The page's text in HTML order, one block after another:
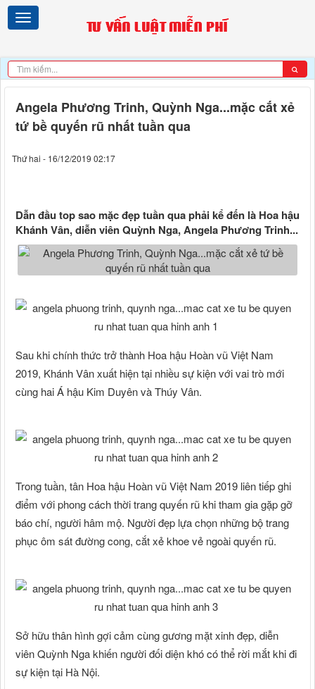
Angela Phương Trinh, Quỳnh Nga...mặc cắt xẻ
tứ bề quyến rũ nhất tuần qua
Thứ hai - 16/12/2019 02:17
Dẫn đầu top sao mặc đẹp tuần qua phải kể đến là Hoa hậu
Khánh Vân, diễn viên Quỳnh Nga, Angela Phương Trinh...
Sau khi chính thức trở thành Hoa hậu Hoàn vũ Việt Nam
2019, Khánh Vân xuất hiện tại nhiều sự kiện với vai trò mới
cùng hai Á hậu Kim Duyên và Thúy Vân.
Trong tuần, tân Hoa hậu Hoàn vũ Việt Nam 2019 liên tiếp ghi
điểm với phong cách thời trang quyến rũ khi tham gia gặp gỡ
báo chí, người hâm mộ. Người đẹp lựa chọn những bộ trang
phục ôm sát đường cong, cắt xẻ khoe vẻ ngoài quyến rũ.
Sở hữu thân hình gợi cảm cùng gương mặt xinh đẹp, diễn
viên Quỳnh Nga khiến người đối diện khó có thể rời mắt khi đi
sự kiện tại Hà Nội.